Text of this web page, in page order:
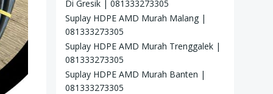
Di Gresik | 081333273305
Suplay HDPE AMD Murah Malang |
081333273305
Suplay HDPE AMD Murah Trenggalek |
081333273305
Suplay HDPE AMD Murah Banten |
081333273305